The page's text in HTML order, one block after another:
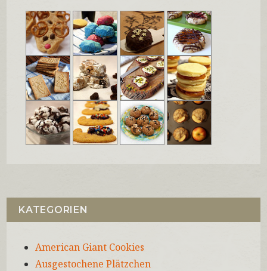
KATEGORIEN
American Giant Cookies
Ausgestochene Plätzchen